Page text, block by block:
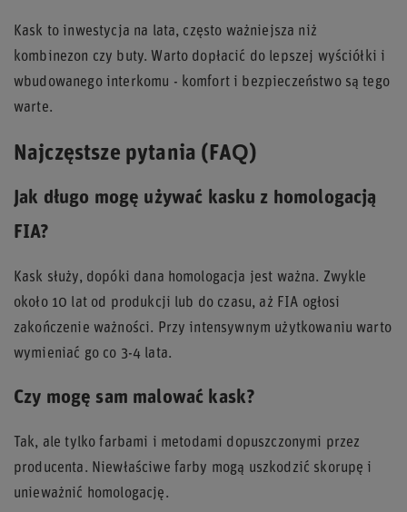
Kask to inwestycja na lata, często ważniejsza niż
kombinezon czy buty. Warto dopłacić do lepszej wyściółki i
wbudowanego interkomu - komfort i bezpieczeństwo są tego
warte.
Najczęstsze pytania (FAQ)
Jak długo mogę używać kasku z homologacją
FIA?
Kask służy, dopóki dana homologacja jest ważna. Zwykle
około 10 lat od produkcji lub do czasu, aż FIA ogłosi
zakończenie ważności. Przy intensywnym użytkowaniu warto
wymieniać go co 3-4 lata.
Czy mogę sam malować kask?
Tak, ale tylko farbami i metodami dopuszczonymi przez
producenta. Niewłaściwe farby mogą uszkodzić skorupę i
unieważnić homologację.